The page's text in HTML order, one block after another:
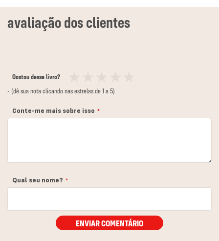
Gostou desse livro?
12
3
4
5
- (dê sua nota clicando nas estrelas de 1 a 5)
Conte-me mais sobre isso
Qual seu nome?
ENVIAR COMENTÁRIO